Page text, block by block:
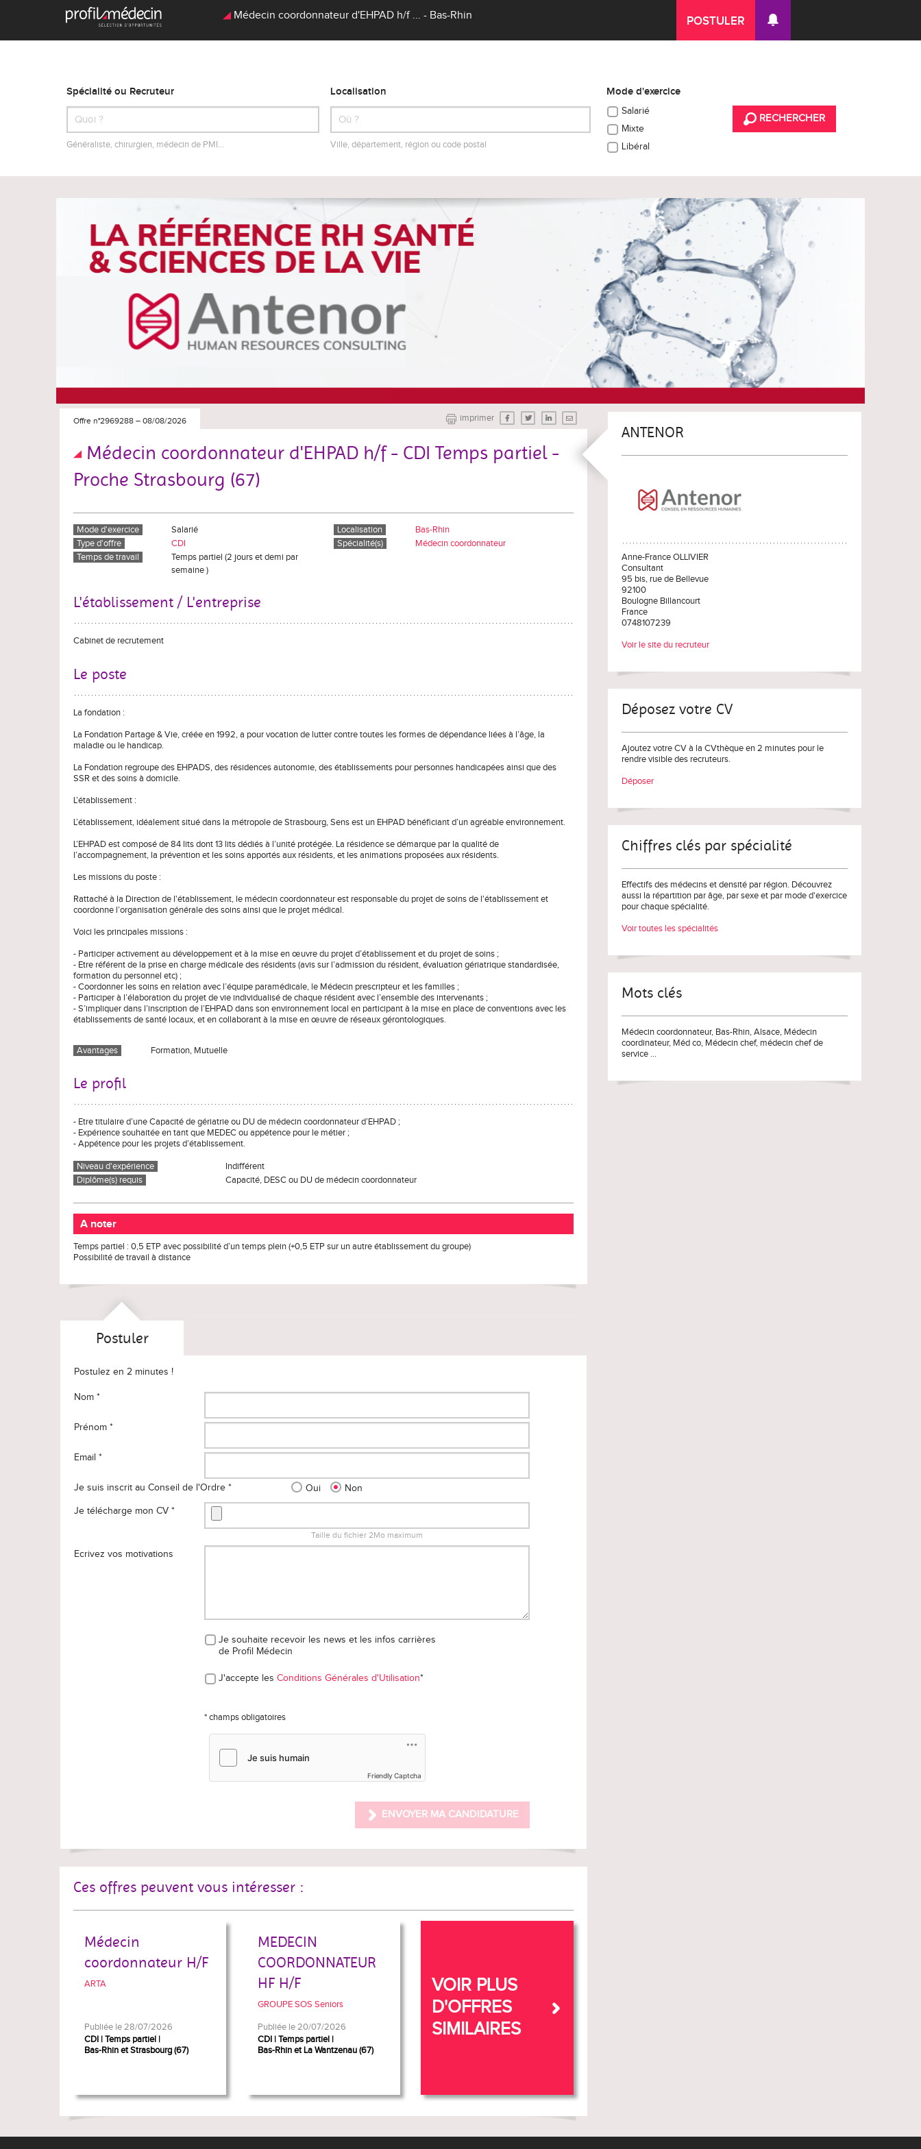
Médecin coordonnateur d'EHPAD h/f ... - Bas-Rhin POSTULER
Spécialité ou Recruteur
Généraliste, chirurgien, médecin de PMI…
Localisation
Ville, département, région ou code postal
Mode d'exercice
Salarié
Mixte
Libéral
RECHERCHER
Offre n°2969288 – 08/08/2026 imprimer
Médecin coordonnateur d'EHPAD h/f - CDI Temps partiel -
Proche Strasbourg (67)
Mode d'exercice
Salarié
Type d'offre
CDI
Temps de travail
Temps partiel (2 jours et demi par
semaine )
Localisation
Bas-Rhin
Spécialité(s)
Médecin coordonnateur
L'établissement / L'entreprise
Cabinet de recrutement
Le poste
La fondation :
La Fondation Partage & Vie, créée en 1992, a pour vocation de lutter contre toutes les formes de dépendance liées à l’âge, la
maladie ou le handicap.
La Fondation regroupe des EHPADS, des résidences autonomie, des établissements pour personnes handicapées ainsi que des
SSR et des soins à domicile.
L’établissement :
L’établissement, idéalement situé dans la métropole de Strasbourg, Sens est un EHPAD bénéficiant d’un agréable environnement.
L’EHPAD est composé de 84 lits dont 13 lits dédiés à l’unité protégée. La résidence se démarque par la qualité de
l’accompagnement, la prévention et les soins apportés aux résidents, et les animations proposées aux résidents.
Les missions du poste :
Rattaché à la Direction de l'établissement, le médecin coordonnateur est responsable du projet de soins de l'établissement et
coordonne l’organisation générale des soins ainsi que le projet médical.
Voici les principales missions :
- Participer activement au développement et à la mise en œuvre du projet d’établissement et du projet de soins ;
- Etre référent de la prise en charge médicale des résidents (avis sur l’admission du résident, évaluation gériatrique standardisée,
formation du personnel etc) ;
- Coordonner les soins en relation avec l’équipe paramédicale, le Médecin prescripteur et les familles ;
- Participer à l’élaboration du projet de vie individualisé de chaque résident avec l’ensemble des intervenants ;
- S’impliquer dans l’inscription de l’EHPAD dans son environnement local en participant à la mise en place de conventions avec les
établissements de santé locaux, et en collaborant à la mise en œuvre de réseaux gérontologiques.
Avantages Formation, Mutuelle
Le profil
- Etre titulaire d’une Capacité de gériatrie ou DU de médecin coordonnateur d’EHPAD ;
- Expérience souhaitée en tant que MEDEC ou appétence pour le métier ;
- Appétence pour les projets d’établissement.
Niveau d'expérience
Indifférent
Diplôme(s) requis
Capacité, DESC ou DU de médecin coordonnateur
A noter
Temps partiel : 0,5 ETP avec possibilité d’un temps plein (+0,5 ETP sur un autre établissement du groupe)
Possibilité de travail à distance
Postuler
Postulez en 2 minutes !
Nom *
Prénom *
Email *
Je suis inscrit au Conseil de l'Ordre * Oui
Non
Je télécharge mon CV *
Taille du fichier 2Mo maximum
Ecrivez vos motivations
Je souhaite recevoir les news et les infos carrières
de Profil Médecin
J'accepte les Conditions Générales d'Utilisation*
* champs obligatoires
Friendly Captcha
ENVOYER MA CANDIDATURE
Ces offres peuvent vous intéresser :
Médecin
coordonnateur H/F
ARTA
Publiée le 28/07/2026
CDI Temps partiel
Bas-Rhin et Strasbourg (67)
MEDECIN
COORDONNATEUR
HF H/F
GROUPE SOS Seniors
Publiée le 20/07/2026
CDI Temps partiel
Bas-Rhin et La Wantzenau (67)
VOIR PLUS
D'OFFRES
SIMILAIRES
ANTENOR
Anne-France OLLIVIER
Consultant
95 bis, rue de Bellevue
92100
Boulogne Billancourt
France
0748107239
Voir le site du recruteur
Déposez votre CV
Ajoutez votre CV à la CVthèque en 2 minutes pour le
rendre visible des recruteurs.
Déposer
Chiffres clés par spécialité
Effectifs des médecins et densité par région. Découvrez
aussi la répartition par âge, par sexe et par mode d'exercice
pour chaque spécialité.
Voir toutes les spécialités
Mots clés
Médecin coordonnateur, Bas-Rhin,Alsace, Médecin
coordinateur, Méd co, Médecin chef, médecin chef de
service ...